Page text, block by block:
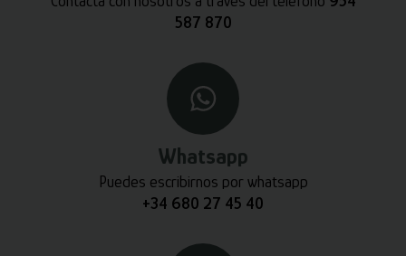
587 870
Whatsapp
Puedes escribirnos por whatsapp
+34 680 27 45 40